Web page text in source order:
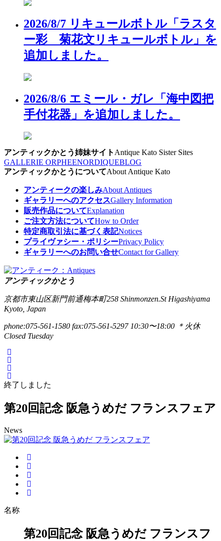
2026/8/7 リキュールボトル「ラスタ
ー彩 菊花文リキュールボトル」を
追加しました。
2026/8/6 エミール・ガレ「海中図把
手付花器」を追加しました。
アンティックかとう姉妹サイトAntique Kato Sister Sites
GALLERIE ORPHEENORDIQUEBLOG
アンティックかとうについてAbout Antique Kato
アンティークの楽しみAbout Antiques
ギャラリーへのアクセスGallery Information
販売作品についてExplanation
ご注文方法についてHow to Order
特定商取引法に基づく表記Notices
プライヴァシー・ポリシーPrivacy Policy
ギャラリーへのお問い合せContact for Gallery
アンティックかとう
京都市東山区新門前通梅本町258 Shinmonzen.St Higashiyama
Kyoto, Japan
phone:075-561-1580 fax:075-561-5297 10:30〜18:00 ＊火休
Closed Tuesday
終了しました
第20回記念 阪急うめだ フランスフェア
News
名称
第20回記念 阪急うめだ フランスフ